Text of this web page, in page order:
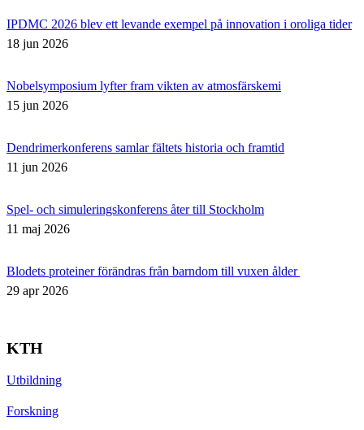
IPDMC 2026 blev ett levande exempel på innovation i oroliga tider
18 jun 2026
Nobelsymposium lyfter fram vikten av atmosfärskemi
15 jun 2026
Dendrimerkonferens samlar fältets historia och framtid
11 jun 2026
Spel- och simuleringskonferens åter till Stockholm
11 maj 2026
Blodets proteiner förändras från barndom till vuxen ålder
29 apr 2026
KTH
Utbildning
Forskning